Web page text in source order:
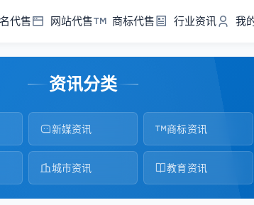
代售 网站代售 商标代售 行业资讯 我
资讯分类
新媒资讯 商标资讯
城市资讯 教育资讯